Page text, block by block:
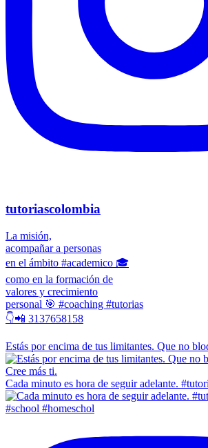
tutoriascolombia
La misión,
acompañar a personas
en el ámbito #academico 🎓
como en la formación de
valores y crecimiento
personal 🎯 #coaching #tutorias
👇📲 3137658158
Estás por encima de tus limitantes. Que no
Cada minuto es hora de seguir adelante.